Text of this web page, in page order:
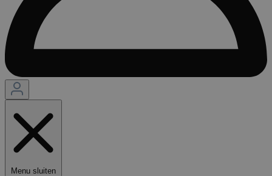
Menu sluiten